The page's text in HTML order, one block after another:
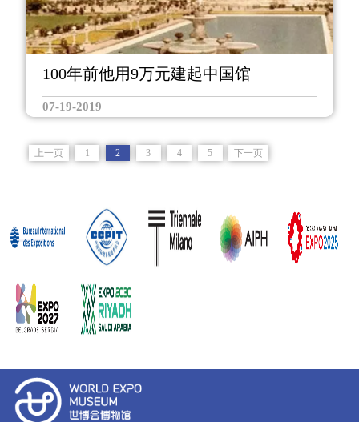
100年前他用9万元建起中国馆
07-19-2019
上一页 1 2 3 4 5 下一页